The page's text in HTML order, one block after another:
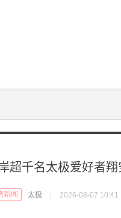
超千名太极爱好者翔
新闻 太极 2026-08-07 10:41